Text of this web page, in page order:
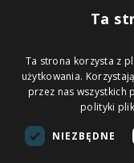
Malen nach Zahlen
IPICASSO Sp. z o.o.
ul. Słoneczna 194,
05-506 Kolonia
Ta
Ta strona korzysta z
użytkowania.
przez nas wszystkich
polityki
NIEZBĘDNE